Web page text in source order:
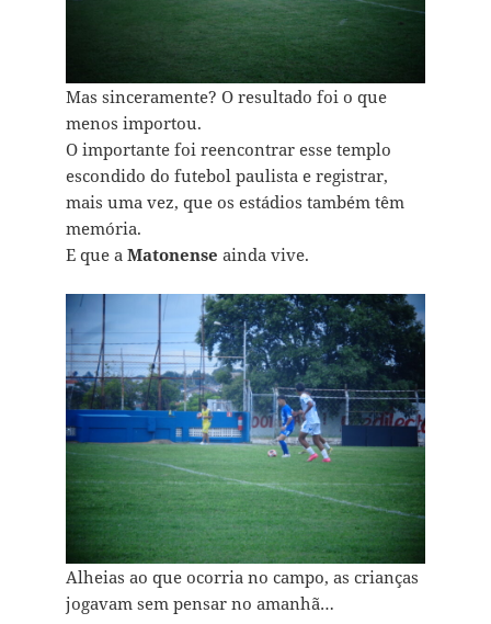
Mas sinceramente? O resultado foi o que
menos importou.
O importante foi reencontrar esse templo
escondido do futebol paulista e registrar,
mais uma vez, que os estádios também têm
memória.
E que a Matonense ainda vive.
Alheias ao que ocorria no campo, as crianças
jogavam sem pensar no amanhã…